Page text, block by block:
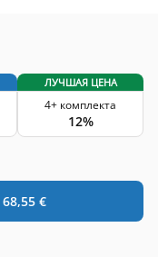
ЛУЧШАЯ ЦЕНА
4+ комплекта
12%
68,55 €